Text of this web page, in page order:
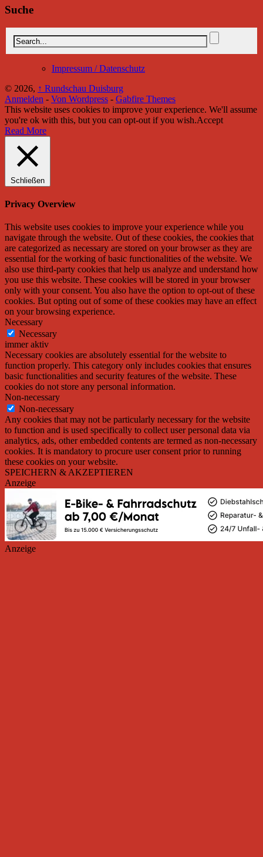
Suche
Impressum / Datenschutz
© 2026, ↑ Rundschau Duisburg
Anmelden - Von Wordpress - Gabfire Themes
This website uses cookies to improve your experience. We'll assume
you're ok with this, but you can opt-out if you wish.Accept
Read More
Schließen
Privacy Overview
This website uses cookies to improve your experience while you
navigate through the website. Out of these cookies, the cookies that
are categorized as necessary are stored on your browser as they are
essential for the working of basic functionalities of the website. We
also use third-party cookies that help us analyze and understand how
you use this website. These cookies will be stored in your browser
only with your consent. You also have the option to opt-out of these
cookies. But opting out of some of these cookies may have an effect
on your browsing experience.
Necessary
Necessary
immer aktiv
Necessary cookies are absolutely essential for the website to
function properly. This category only includes cookies that ensures
basic functionalities and security features of the website. These
cookies do not store any personal information.
Non-necessary
Non-necessary
Any cookies that may not be particularly necessary for the website
to function and is used specifically to collect user personal data via
analytics, ads, other embedded contents are termed as non-necessary
cookies. It is mandatory to procure user consent prior to running
these cookies on your website.
SPEICHERN & AKZEPTIEREN
Anzeige
Anzeige